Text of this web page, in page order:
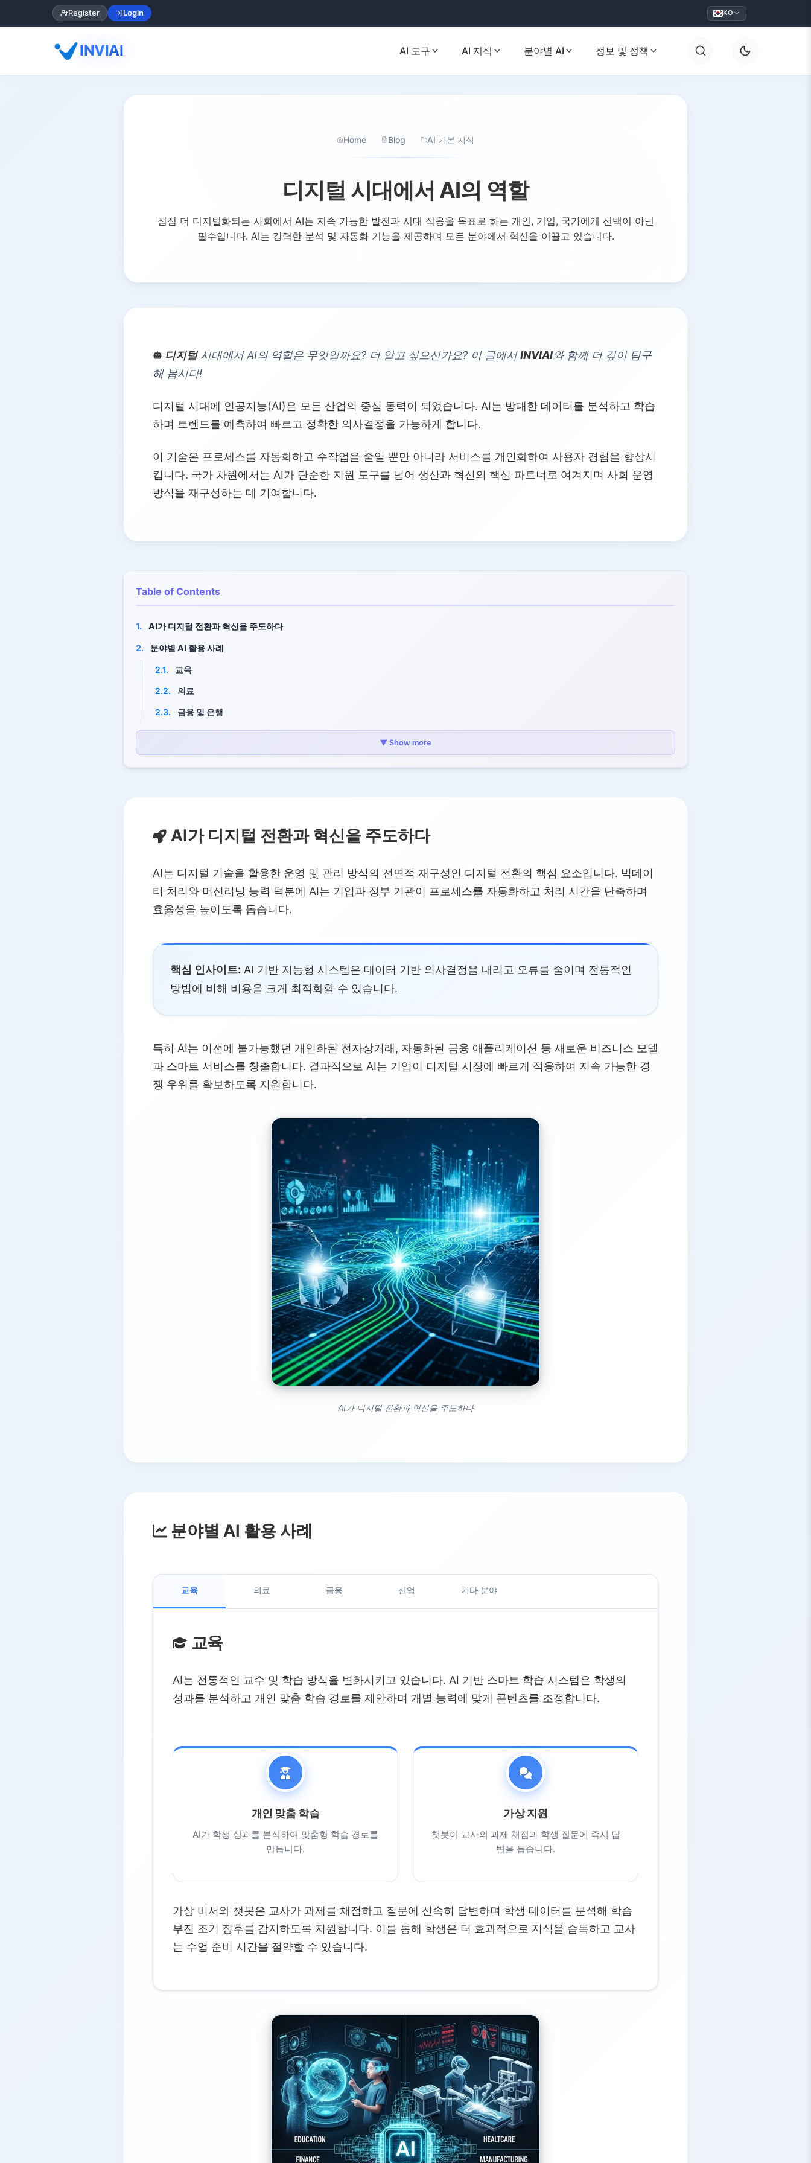
Register Login KO
INVIAI AI 도구 AI 지식 분야별 AI 정보 및 정책
Home Blog AI 기본 지식
디지털 시대에서 AI의 역할
점점 더 디지털화되는 사회에서 AI는 지속 가능한 발전과 시대 적응을 목표로 하는 개인, 기업, 국가에게 선택이 아닌
필수입니다. AI는 강력한 분석 및 자동화 기능을 제공하며 모든 분야에서 혁신을 이끌고 있습니다.
디지털시대에서 AI의 역할은 무엇일까요? 더 알고 싶으신가요? 이 글에서INVIAI와 함께 더 깊이 탐구
해 봅시다!
디지털 시대에 인공지능(AI)은 모든 산업의 중심 동력이 되었습니다. AI는 방대한 데이터를 분석하고 학습
하며 트렌드를 예측하여 빠르고 정확한 의사결정을 가능하게 합니다.
이 기술은 프로세스를 자동화하고 수작업을 줄일 뿐만 아니라 서비스를 개인화하여 사용자 경험을 향상시
킵니다. 국가 차원에서는 AI가 단순한 지원 도구를 넘어 생산과 혁신의 핵심 파트너로 여겨지며 사회 운영
방식을 재구성하는 데 기여합니다.
Table of Contents
1. AI가 디지털 전환과 혁신을 주도하다
2. 분야별 AI 활용 사례
2.1. 교육
2.2. 의료
2.3. 금융 및 은행
2.4. 산업 및 제조
2.5. 기타 분야
3.3. 향상된 사용자 경험
3.5. 국가 발전에 미치는 영향
기회와 도전 과제
4.2. 주요 우려 사항
전략적 해결책
▼ Show more
AI가 디지털 전환과 혁신을 주도하다
AI는 디지털 기술을 활용한 운영 및 관리 방식의 전면적 재구성인 디지털 전환의 핵심 요소입니다. 빅데이
터 처리와 머신러닝 능력 덕분에 AI는 기업과 정부 기관이 프로세스를 자동화하고 처리 시간을 단축하며
효율성을 높이도록 돕습니다.
핵심 인사이트: AI 기반 지능형 시스템은 데이터 기반 의사결정을 내리고 오류를 줄이며 전통적인
방법에 비해 비용을 크게 최적화할 수 있습니다.
특히 AI는 이전에 불가능했던 개인화된 전자상거래, 자동화된 금융 애플리케이션 등 새로운 비즈니스 모델
과 스마트 서비스를 창출합니다. 결과적으로 AI는 기업이 디지털 시장에 빠르게 적응하여 지속 가능한 경
쟁 우위를 확보하도록 지원합니다.
AI가 디지털 전환과 혁신을 주도하다
분야별 AI 활용 사례
교육 의료 금융 산업 기타 분야
교육
AI는 전통적인 교수 및 학습 방식을 변화시키고 있습니다. AI 기반 스마트 학습 시스템은 학생의
성과를 분석하고 개인 맞춤 학습 경로를 제안하며 개별 능력에 맞게 콘텐츠를 조정합니다.
개인 맞춤 학습
AI가 학생 성과를 분석하여 맞춤형 학습 경로를
만듭니다.
가상 지원
챗봇이 교사의 과제 채점과 학생 질문에 즉시 답
변을 돕습니다.
가상 비서와 챗봇은 교사가 과제를 채점하고 질문에 신속히 답변하며 학생 데이터를 분석해 학습
부진 조기 징후를 감지하도록 지원합니다. 이를 통해 학생은 더 효과적으로 지식을 습득하고 교사
는 수업 준비 시간을 절약할 수 있습니다.